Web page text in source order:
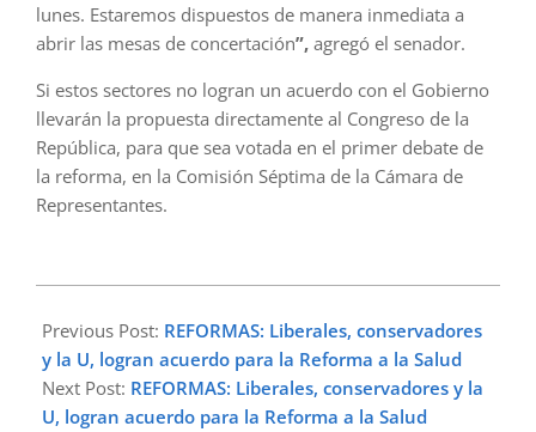
lunes. Estaremos dispuestos de manera inmediata a
abrir las mesas de concertación”, agregó el senador.
Si estos sectores no logran un acuerdo con el Gobierno
llevarán la propuesta directamente al Congreso de la
República, para que sea votada en el primer debate de
la reforma, en la Comisión Séptima de la Cámara de
Representantes.
03-
02
Previous Post: REFORMAS: Liberales, conservadores
y la U, logran acuerdo para la Reforma a la Salud
Next Post: REFORMAS: Liberales, conservadores y la
U, logran acuerdo para la Reforma a la Salud